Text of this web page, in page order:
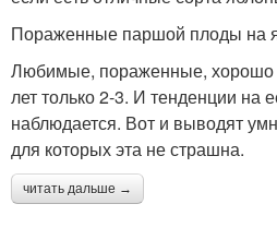
Пораженные паршой плоды на
Любимые, пораженные, хорошо
лет только 2-3. И тенденции на
наблюдается. Вот и выводят
для которых эта не страшна.
читать дальше →